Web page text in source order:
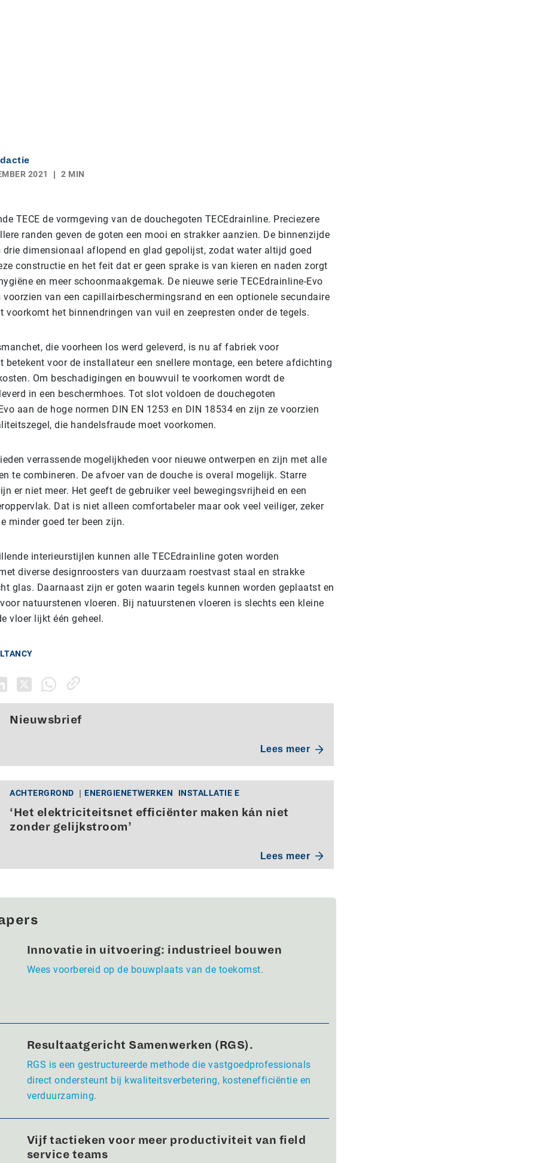
2021
2 MIN
TECE de vormgeving van de douchegoten TECEdrainline. Preciezere
randen geven de goten een mooi en strakker aanzien. De binnenzijde
drie dimensionaal aflopend en glad gepolijst, zodat water altijd goed
constructie en het feit dat er geen sprake is van kieren en naden zorgt
en meer schoonmaakgemak. De nieuwe serie TECEdrainline-Evo
voorzien van een capillairbeschermingsrand en een optionele secundaire
voorkomt het binnendringen van vuil en zeepresten onder de tegels.
die voorheen los werd geleverd, is nu af fabriek voor
betekent voor de installateur een snellere montage, een betere afdichting
Om beschadigingen en bouwvuil te voorkomen wordt de
in een beschermhoes. Tot slot voldoen de douchegoten
aan de hoge normen DIN EN 1253 en DIN 18534 en zijn ze voorzien
die handelsfraude moet voorkomen.
verrassende mogelijkheden voor nieuwe ontwerpen en zijn met alle
te combineren. De afvoer van de douche is overal mogelijk. Starre
er niet meer. Het geeft de gebruiker veel bewegingsvrijheid en een
Dat is niet alleen comfortabeler maar ook veel veiliger, zeker
minder goed ter been zijn.
interieurstijlen kunnen alle TECEdrainline goten worden
diverse designroosters van duurzaam roestvast staal en strakke
glas. Daarnaast zijn er goten waarin tegels kunnen worden geplaatst en
natuurstenen vloeren. Bij natuurstenen vloeren is slechts een kleine
vloer lijkt één geheel.
Nieuwsbrief
Lees meer
ACHTERGROND ENERGIENETWERKEN INSTALLATIE E
‘Het elektriciteitsnet efficiënter maken kán niet
zonder gelijkstroom’
Lees meer
Innovatie in uitvoering: industrieel bouwen
Wees voorbereid op de bouwplaats van de toekomst.
Resultaatgericht Samenwerken (RGS).
RGS is een gestructureerde methode die vastgoedprofessionals
direct ondersteunt bij kwaliteitsverbetering, kostenefficiëntie en
verduurzaming.
Vijf tactieken voor meer productiviteit van field
service teams